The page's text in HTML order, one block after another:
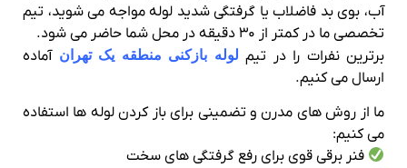
آب، بوی بد فاضلاب یا گرفتگی شدید لوله مواجه می شوید، تیم
تخصصی ما در کمتر از ۳۰ دقیقه در محل شما حاضر می‌ شود.
برترین نفرات را در تیم لوله بازکنی منطقه یک تهران آماده
ارسال می کنیم.
ما از روش‌ های مدرن و تضمینی برای باز کردن لوله‌ ها استفاده
می‌ کنیم:
فنر برقی قوی برای رفع گرفتگی‌ های سخت